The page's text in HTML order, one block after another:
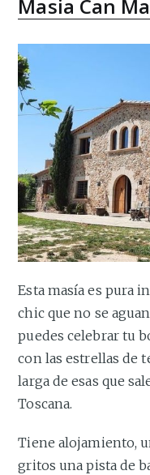
Masia Can
Esta masía es pura
chic que no se
puedes celebrar tu
con las estrellas de
larga de esas que
Toscana.
Tiene alojamiento,
gritos una pista de